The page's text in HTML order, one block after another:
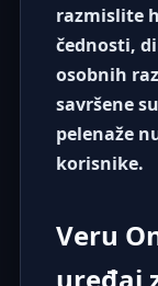
razmislite
čednosti,
osobnih
savršene
pelenaže
korisnike.
Veru